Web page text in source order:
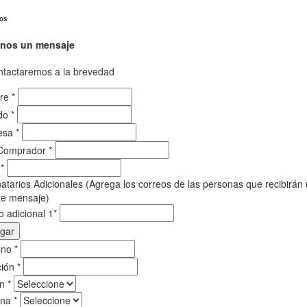
un mensaje
a la brevedad
*
*
*
*
*
Adicionales (Agrega los correos de las personas que recibirán
mensaje)
adicional 1*
*
*
*
*